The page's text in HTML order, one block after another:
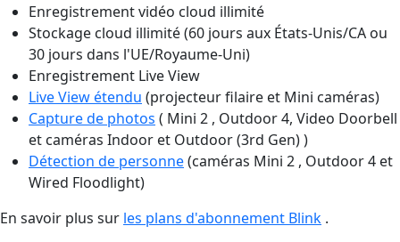
Enregistrement vidéo cloud illimité
Stockage cloud illimité (60 jours aux États-Unis/CA ou
30 jours dans l'UE/Royaume-Uni)
Enregistrement Live View
Live View étendu (projecteur filaire et Mini caméras)
Capture de photos ( Mini 2 , Outdoor 4, Video Doorbell
et caméras Indoor et Outdoor (3rd Gen) )
Détection de personne(caméras Mini 2 , Outdoor 4 et
Wired Floodlight)
En savoir plus sur les plans d'abonnement Blink .